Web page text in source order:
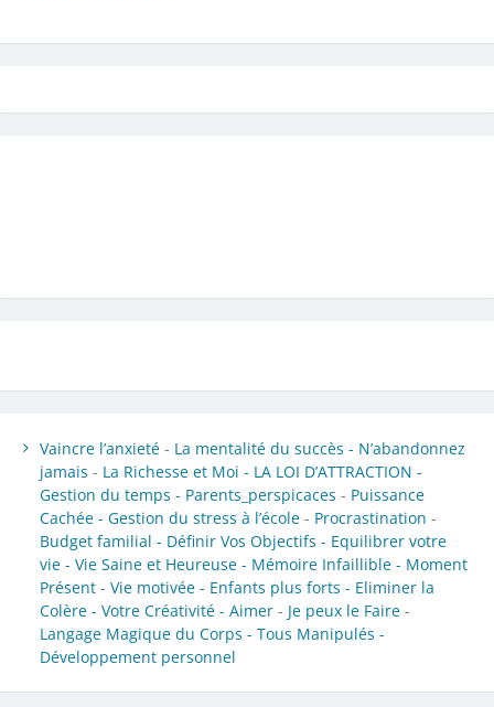
Vaincre l’anxieté - La mentalité du succès - N’abandonnez
jamais - La Richesse et Moi - LA LOI D’ATTRACTION -
Gestion du temps - Parents_perspicaces - Puissance
Cachée - Gestion du stress à l’école - Procrastination -
Budget familial - Définir Vos Objectifs - Equilibrer votre
vie - Vie Saine et Heureuse - Mémoire Infaillible - Moment
Présent - Vie motivée - Enfants plus forts - Eliminer la
Colère - Votre Créativité - Aimer - Je peux le Faire -
Langage Magique du Corps - Tous Manipulés -
Développement personnel